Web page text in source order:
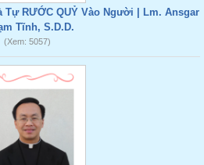
RƯỚC QUỶ Vào Người | Lm. Ansgar
Tĩnh, S.D.D.
(Xem: 5057)